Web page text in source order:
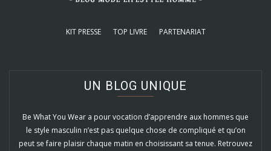
KIT PRESSE TOP LIVRE PARTENARIAT
UN BLOG UNIQUE
Be What You Wear a pour vocation d’apprendre aux hommes que
le style masculin n’est pas quelque chose de compliqué et qu’on
peut se faire plaisir chaque matin en choisissant sa tenue. Retrouvez